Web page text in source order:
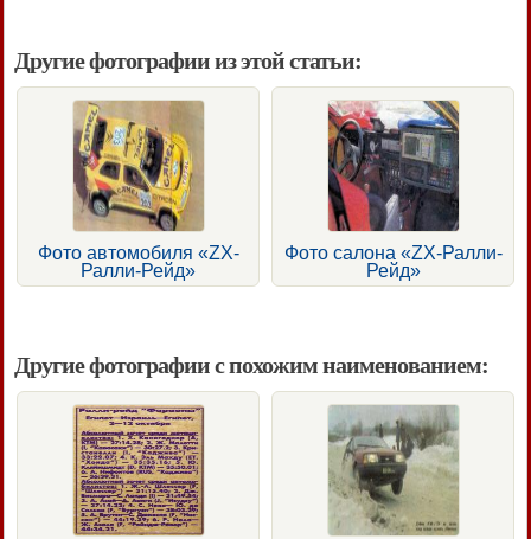
Другие фотографии из этой статьи:
Фото автомобиля «ZX-
Ралли-Рейд»
Фото салона «ZX-Ралли-
Рейд»
Другие фотографии с похожим наименованием: